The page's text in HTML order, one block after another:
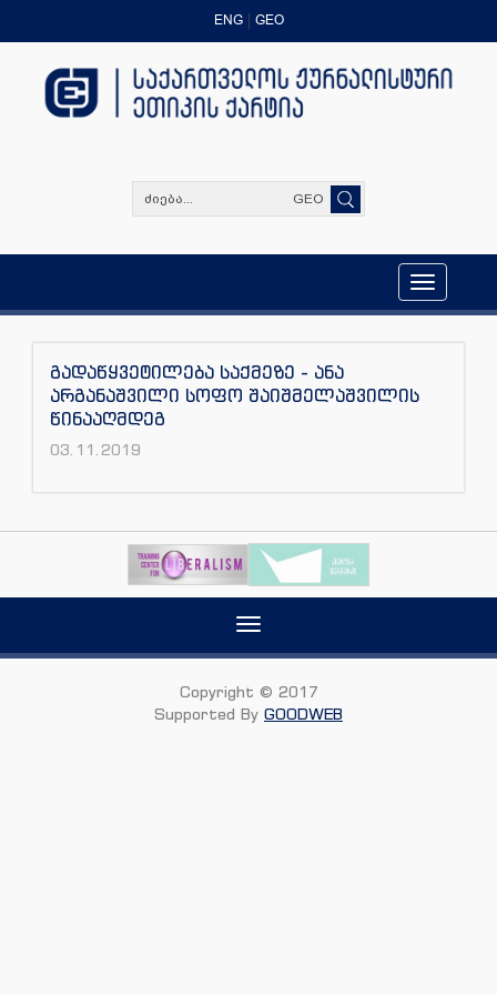
ENG GEO
GEO
Toggle
navigation
გადაწყვეტილება საქმეზე - ანა
არგანაშვილი სოფო შაიშმელაშვილის
წინააღმდეგ
03.11.2019
Toggle
Copyright © 2017
Supported By GOODWEB